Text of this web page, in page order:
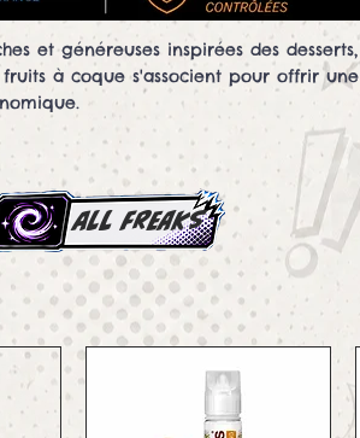
et généreuses inspirées des desserts,
à coque s'associent pour offrir une
all Freaks